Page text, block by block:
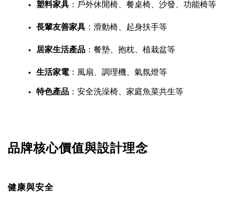
塑料家具 ：戶外休閒椅、餐桌椅、沙發、功能椅等
長輩友善家具 ：滑動椅、起身扶手等
居家生活產品 ：餐墊、抱枕、植栽盆等
生活家電：風扇、調理機、氣氛燈等
特色產品 ：安全洗澡椅、家庭魚菜共生等
品牌核心價值與設計理念
健康與安全